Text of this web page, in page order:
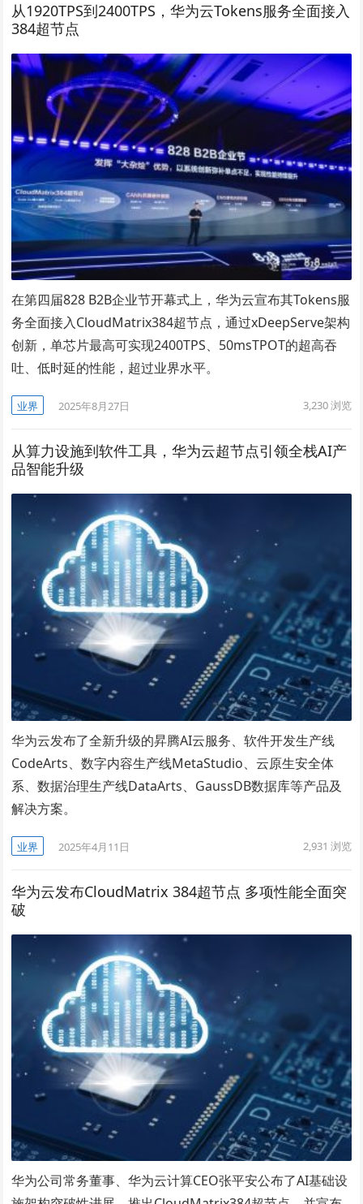
从1920TPS到2400TPS，华为云Tokens服务全面接入
384超节点
在第四届828 B2B企业节开幕式上，华为云宣布其Tokens服
务全面接入CloudMatrix384超节点，通过xDeepServe架构
创新，单芯片最高可实现2400TPS、50msTPOT的超高吞
吐、低时延的性能，超过业界水平。
业界 2025年8月27日 3,230浏览
从算力设施到软件工具，华为云超节点引领全栈AI产
品智能升级
华为云发布了全新升级的昇腾AI云服务、软件开发生产线
CodeArts、数字内容生产线MetaStudio、云原生安全体
系、数据治理生产线DataArts、GaussDB数据库等产品及
解决方案。
业界 2025年4月11日 2,931 浏览
华为云发布CloudMatrix 384超节点 多项性能全面突
破
华为公司常务董事、华为云计算CEO张平安公布了AI基础设